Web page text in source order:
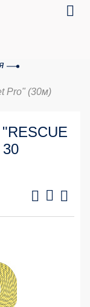
Pro" (30м)